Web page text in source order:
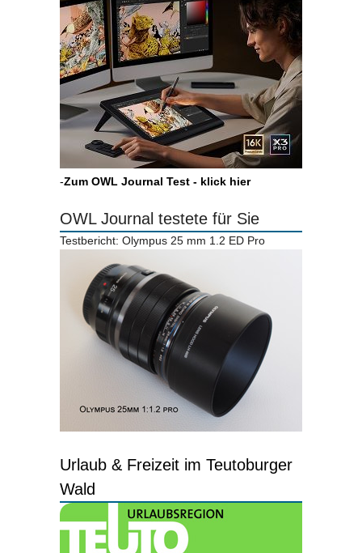
-Zum OWL Journal Test - klick hier
OWL Journal testete für Sie
Testbericht: Olympus 25 mm 1.2 ED Pro
Urlaub & Freizeit im Teutoburger
Wald